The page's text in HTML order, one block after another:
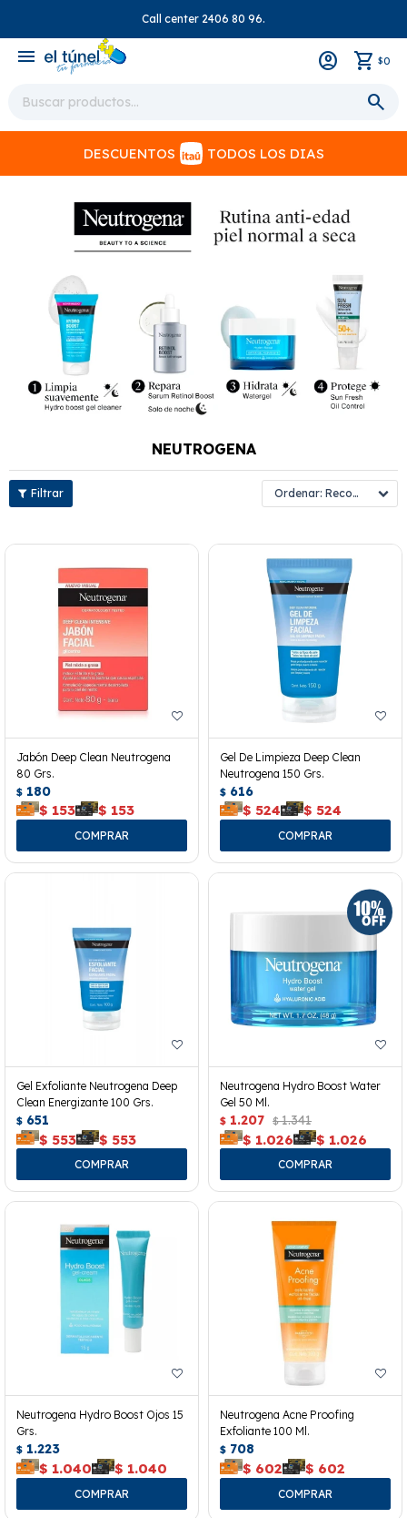
Call center 2406 80 96.
menu $0
DESCUENTOS TODOS LOS DIAS
NEUTROGENA
Recomendados
Jabón Deep Clean Neutrogena
80 Grs.
$ 180
$ 153 $ 153
Gel De Limpieza Deep Clean
Neutrogena 150 Grs.
$ 616
$ 524 $ 524
Gel Exfoliante Neutrogena Deep
Clean Energizante 100 Grs.
$ 651
$ 553 $ 553
Neutrogena Hydro Boost Water
Gel 50 Ml.
$ 1.207 $ 1.341
$ 1.026 $ 1.026
Neutrogena Hydro Boost Ojos 15
Grs.
$ 1.223
$ 1.040 $ 1.040
Neutrogena Acne Proofing
Exfoliante 100 Ml.
$ 708
$ 602 $ 602
close